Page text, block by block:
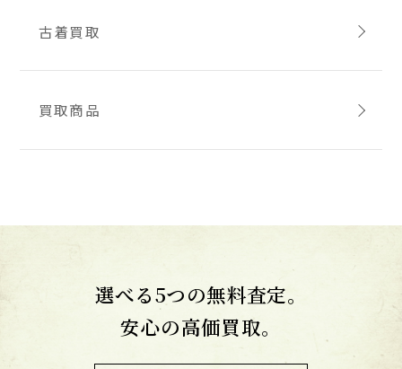
古着買取
買取商品
選べる5つの無料査定。
安心の高価買取。